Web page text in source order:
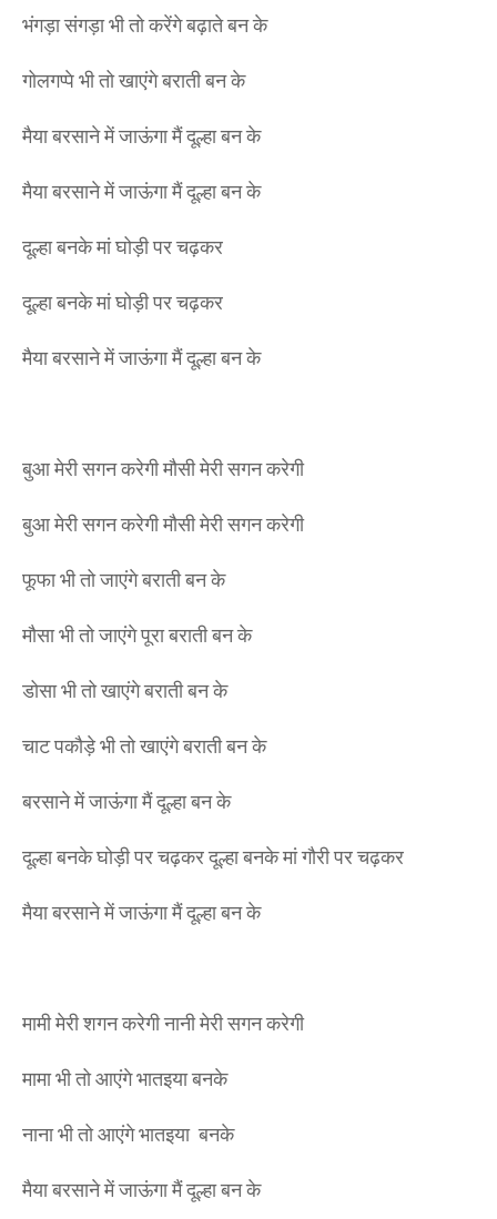
भंगड़ा संगड़ा भी तो करेंगे बढ़ाते बन के
गोलगप्पे भी तो खाएंगे बराती बन के
मैया बरसाने में जाऊंगा मैं दूल्हा बन के
मैया बरसाने में जाऊंगा मैं दूल्हा बन के
दूल्हा बनके मां घोड़ी पर चढ़कर
दूल्हा बनके मां घोड़ी पर चढ़कर
मैया बरसाने में जाऊंगा मैं दूल्हा बन के
बुआ मेरी सगन करेगी मौसी मेरी सगन करेगी
बुआ मेरी सगन करेगी मौसी मेरी सगन करेगी
फूफा भी तो जाएंगे बराती बन के
मौसा भी तो जाएंगे पूरा बराती बन के
डोसा भी तो खाएंगे बराती बन के
चाट पकौड़े भी तो खाएंगे बराती बन के
बरसाने में जाऊंगा मैं दूल्हा बन के
दूल्हा बनके घोड़ी पर चढ़कर दूल्हा बनके मां गौरी पर चढ़कर
मैया बरसाने में जाऊंगा मैं दूल्हा बन के
मामी मेरी शगन करेगी नानी मेरी सगन करेगी
मामा भी तो आएंगे भातइया बनके
नाना भी तो आएंगे भातइया बनके
मैया बरसाने में जाऊंगा मैं दूल्हा बन के